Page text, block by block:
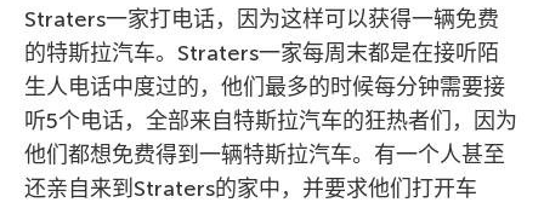
Straters一家打电话，因为这样可以获得一辆免费
的特斯拉汽车。Straters一家每周末都是在接听陌
生人电话中度过的，他们最多的时候每分钟需要接
听5个电话，全部来自特斯拉汽车的狂热者们，因为
他们都想免费得到一辆特斯拉汽车。有一个人甚至
还亲自来到Straters的家中，并要求他们打开车